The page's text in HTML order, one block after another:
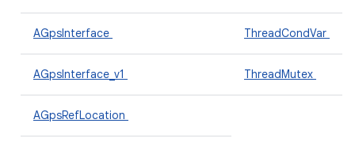
AGpsInterface ThreadCondVar
AGpsInterface_v1 ThreadMutex
AGpsRefLocation